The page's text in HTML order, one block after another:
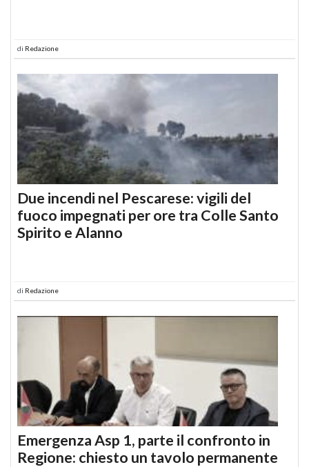
di Redazione
Due incendi nel Pescarese: vigili del
fuoco impegnati per ore tra Colle Santo
Spirito e Alanno
di Redazione
Emergenza Asp 1, parte il confronto in
Regione: chiesto un tavolo permanente